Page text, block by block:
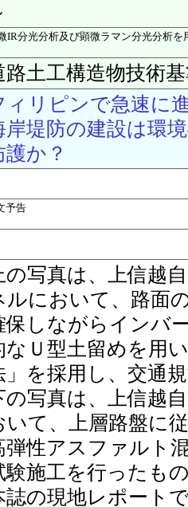
IR分光分析及び顕微ラマン分光分析
路土工構造物技術
ィリピンで急速に
岸堤防の建設は環
護か？
予告
の写真は、上信越
ルにおいて、路面
保しながらインバ
なＵ型土留めを用
」を採用し、交通
の写真は、上信越
いて、上層路盤に
弾性アスファルト
験施工を行ったも
誌の現地レポート